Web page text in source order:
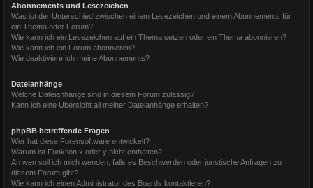
Abonnements und Lesezeichen
Was ist der Unterschied zwischen einem Lesezeichen und einem Abonnements für
ein Thema oder Forum?
Wie kann ich ein Lesezeichen auf ein Thema setzen oder ein Thema abonnieren?
Wie kann ich ein Forum abonnieren?
Wie deaktiviere ich meine Abonnements?
Dateianhänge
Welche Dateianhänge sind in diesem Forum zulässig?
Kann ich eine Übersicht all meiner Dateianhänge erhalten?
phpBB betreffende Fragen
Wer hat diese Forensoftware entwickelt?
Warum ist Funktion x oder y nicht enthalten?
An wen soll ich mich wenden, falls es Beschwerden oder juristische Anfragen zu
diesem Forum gibt?
Wie kann ich einen Administrator des Boards kontaktieren?